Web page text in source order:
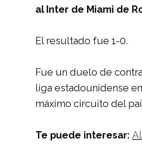
al Inter de Miami de
El resultado fue 1-0.
Fue un duelo de
liga estadounidense
máximo circuito del
Te puede interesar: